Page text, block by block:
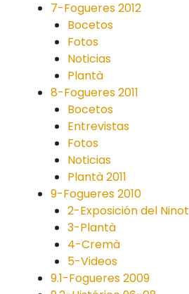
7-Fogueres 2012
Bocetos
Fotos
Noticias
Plantà
8-Fogueres 2011
Bocetos
Entrevistas
Fotos
Noticias
Plantà 2011
9-Fogueres 2010
2-Exposición del Ninot
3-Plantà
4-Cremà
5-Videos
9.1-Fogueres 2009